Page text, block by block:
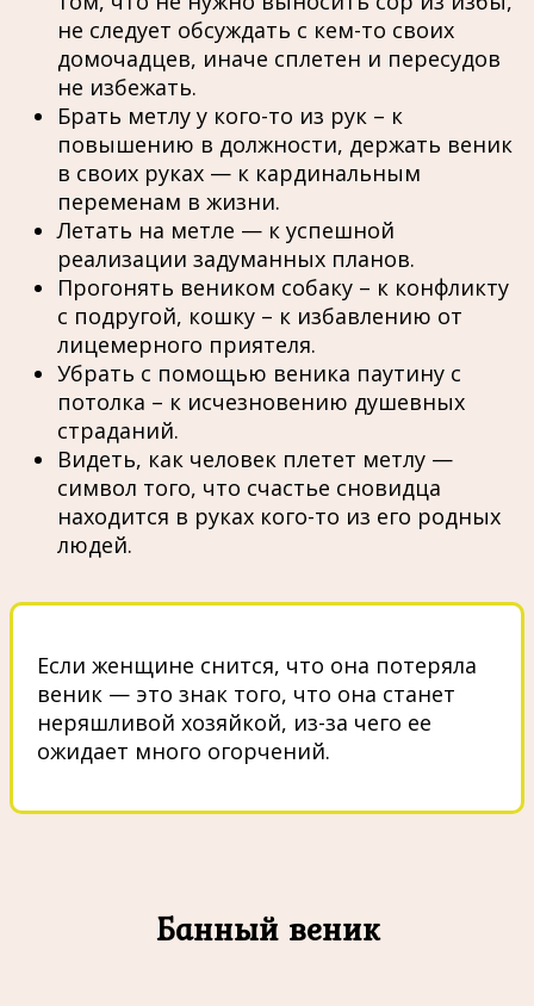
не следует обсуждать с кем-то своих
домочадцев, иначе сплетен и пересудов
не избежать.
Брать метлу у кого-то из рук – к
повышению в должности, держать веник
в своих руках — к кардинальным
переменам в жизни.
Летать на метле — к успешной
реализации задуманных планов.
Прогонять веником собаку – к конфликту
с подругой, кошку – к избавлению от
лицемерного приятеля.
Убрать с помощью веника паутину с
потолка – к исчезновению душевных
страданий.
Видеть, как человек плетет метлу —
символ того, что счастье сновидца
находится в руках кого-то из его родных
людей.
Если женщине снится, что она потеряла
веник — это знак того, что она станет
неряшливой хозяйкой, из-за чего ее
ожидает много огорчений.
Банный веник